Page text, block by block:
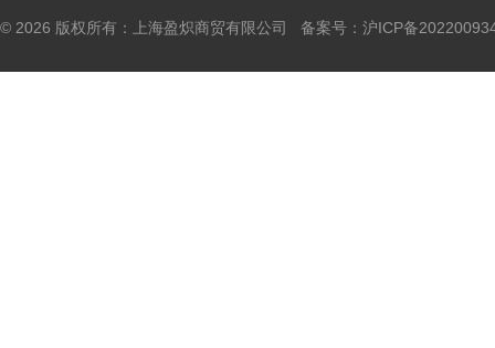
© 2026 版权所有：上海盈炽商贸有限公司 备案号： 沪ICP备